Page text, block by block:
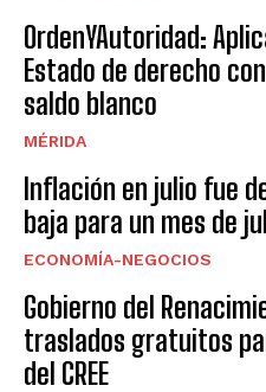
OrdenYAutoridad:
Estado de derecho
saldo blanco
MÉRIDA
Inflación en julio fue
baja para un mes de
ECONOMÍA-NEGOCIOS
Gobierno del
traslados gratuitos
del CREE